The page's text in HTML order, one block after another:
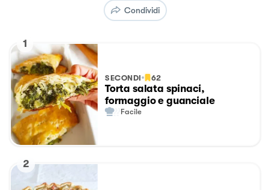
Condividi
1
SECONDI 62
Torta salata spinaci,
formaggio e guanciale
Facile
2